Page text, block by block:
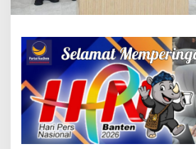
P
m
p
i
n
R
a
p
a
t